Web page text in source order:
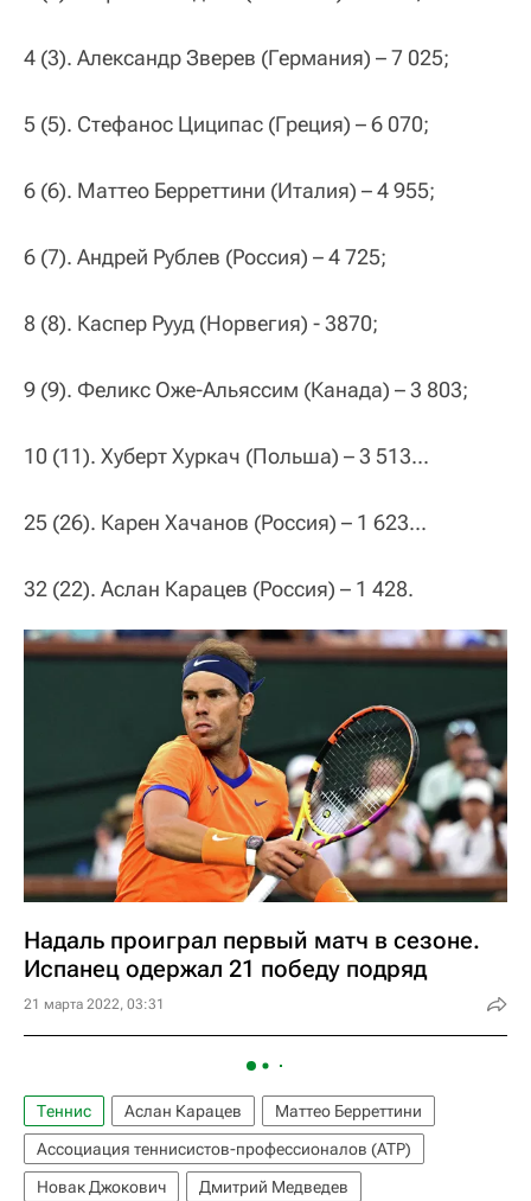
4 (3). Александр Зверев (Германия) – 7 025;
5 (5). Стефанос Циципас (Греция) – 6 070;
6 (6). Маттео Берреттини (Италия) – 4 955;
6 (7). Андрей Рублев (Россия) – 4 725;
8 (8). Каспер Рууд (Норвегия) - 3870;
9 (9). Феликс Оже-Альяссим (Канада) – 3 803;
10 (11). Хуберт Хуркач (Польша) – 3 513...
25 (26). Карен Хачанов (Россия) – 1 623...
32 (22). Аслан Карацев (Россия) – 1 428.
Надаль проиграл первый матч в сезоне.
Испанец одержал 21 победу подряд
21 марта 2022, 03:31
Теннис Аслан Карацев
Маттео Берреттини
Ассоциация теннисистов-профессионалов (ATP)
Новак Джокович
Дмитрий Медведев